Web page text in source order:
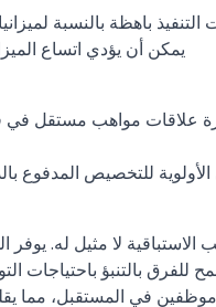
باهظة بالنسبة
يمكن أن يؤدي اتساع
مواهب مستقل في
للتخصيص المدفوع
للفرق بالتنبؤ